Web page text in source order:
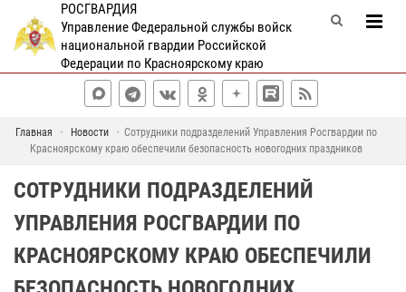
РОСГВАРДИЯ
Управление Федеральной службы войск
национальной гвардии Российской
Федерации по Красноярскому краю
Главная Новости
Сотрудники подразделений Управления Росгвардии по
Красноярскому краю обеспечили безопасность новогодних праздников
СОТРУДНИКИ ПОДРАЗДЕЛЕНИЙ
УПРАВЛЕНИЯ РОСГВАРДИИ ПО
КРАСНОЯРСКОМУ КРАЮ ОБЕСПЕЧИЛИ